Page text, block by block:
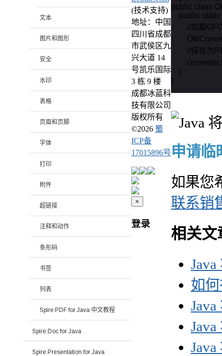
public class
public
//加载
//保存
    }
}
申请临
如果您
联系销
相关文
如
文本
图片和图形
安全
水印
表格
页眉和页脚
字体
打印
附件
超链接
注释和动作
条形码
书签
列表
Spire.PDF for Java 中文教程
Spire.Doc for Java
Spire.Presentation for Java
(技术支持)
地址：中国
四川省成都
市武侯区九
兴大道 14
号凯乐国际
3 栋 9 楼
成都冰蓝科
技有限公司
版权所有
©2026 蜀
ICP备
17015896号
×
登录